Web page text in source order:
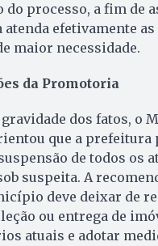
do processo, a fim de
atenda efetivamente
maior necessidade.
da Promotoria
dos fatos, o
que a prefeitura
de todos os
suspeita. A
deve deixar de
ou entrega de
atuais e adotar